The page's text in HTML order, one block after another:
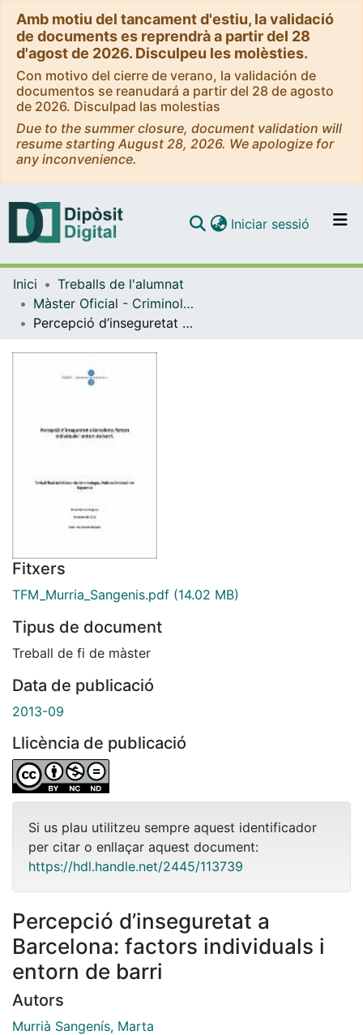
Amb motiu del tancament d'estiu, la validació
de documents es reprendrà a partir del 28
d'agost de 2026. Disculpeu les molèsties.
Con motivo del cierre de verano, la validación de
documentos se reanudará a partir del 28 de agosto
de 2026. Disculpad las molestias
Due to the summer closure, document validation will
resume starting August 28, 2026. We apologize for
any inconvenience.
Navega per tot el DD
Com publicar
Iniciar sessió (current)
Inici
Treballs de l'alumnat
Màster Oficial - Criminologia, Política Criminal i Sociologia Juridicopenal
Percepció d’inseguretat a Barcelona: factors individuals i entorn de barri
Fitxers
TFM_Murria_Sangenis.pdf (14.02 MB)
Tipus de document
Treball de fi de màster
Data de publicació
2013-09
Llicència de publicació
Si us plau utilitzeu sempre aquest identificador
per citar o enllaçar aquest document:
https://hdl.handle.net/2445/113739
Percepció d’inseguretat a
Barcelona: factors individuals i
entorn de barri
Autors
Murrià Sangenís, Marta